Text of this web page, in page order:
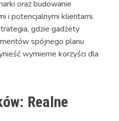
oraz budowanie
i potencjalnymi klientami.
gdzie gadżety
spójnego planu
wymierne korzyści dla
Realne